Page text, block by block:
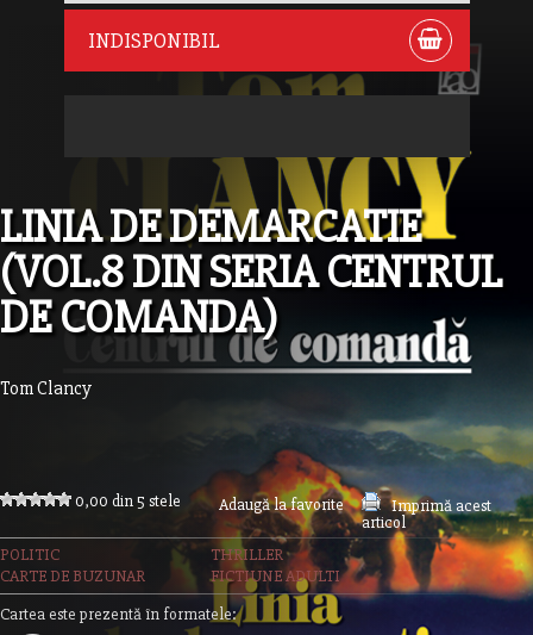
INDISPONIBIL
LINIA DE DEMARCATIE
(VOL.8 DIN SERIA CENTRUL
DE COMANDA)
Tom Clancy
0,00 din 5 stele Adaugă la favorite
Imprimă acest
articol
POLITIC
THRILLER
CARTE DE BUZUNAR
FICTIUNE ADULTI
Cartea este prezentă în formatele: